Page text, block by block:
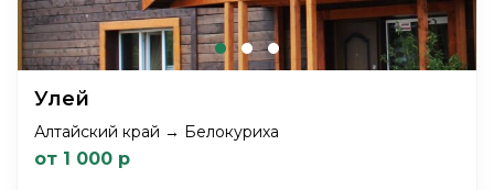
Улей
Алтайский край → Белокуриха
от 1 000 р